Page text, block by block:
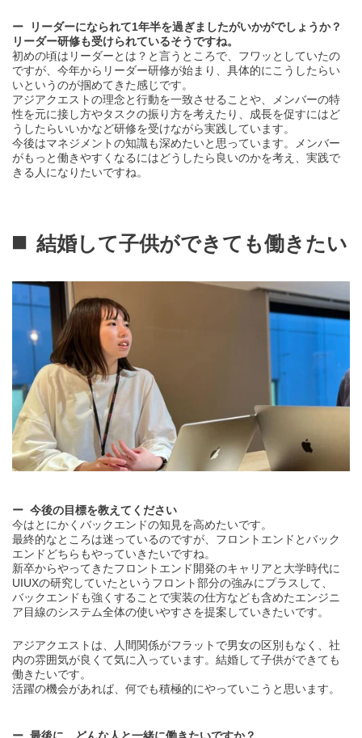
Interview
Others
Recruit Information
リーダーになられて1年半を過ぎましたがいかがでしょうか？
リーダー研修も受けられているそうですね。
初めの頃はリーダーとは？と言うところで、フワッとしていたの
ですが、今年からリーダー研修が始まり、具体的にこうしたらい
いというのが掴めてきた感じです。
アジアクエストの理念と行動を一致させることや、メンバーの特
性を元に接し方やタスクの振り方を考えたり、成長を促すにはど
うしたらいいかなど研修を受けながら実践しています。
今後はマネジメントの知識も深めたいと思っています。メンバー
がもっと働きやすくなるにはどうしたら良いのかを考え、実践で
きる人になりたいですね。
結婚して子供ができても働きたい
今後の目標を教えてください
今はとにかくバックエンドの知見を高めたいです。
最終的なところは迷っているのですが、フロントエンドとバック
エンドどちらもやっていきたいですね。
新卒からやってきたフロントエンド開発のキャリアと大学時代に
UIUXの研究していたというフロント部分の強みにプラスして、
バックエンドも強くすることで実装の仕方なども含めたエンジニ
ア目線のシステム全体の使いやすさを提案していきたいです。
アジアクエストは、人間関係がフラットで男女の区別もなく、社
内の雰囲気が良くて気に入っています。結婚して子供ができても
働きたいです。
活躍の機会があれば、何でも積極的にやっていこうと思います。
最後に、どんな人と一緒に働きたいですか？